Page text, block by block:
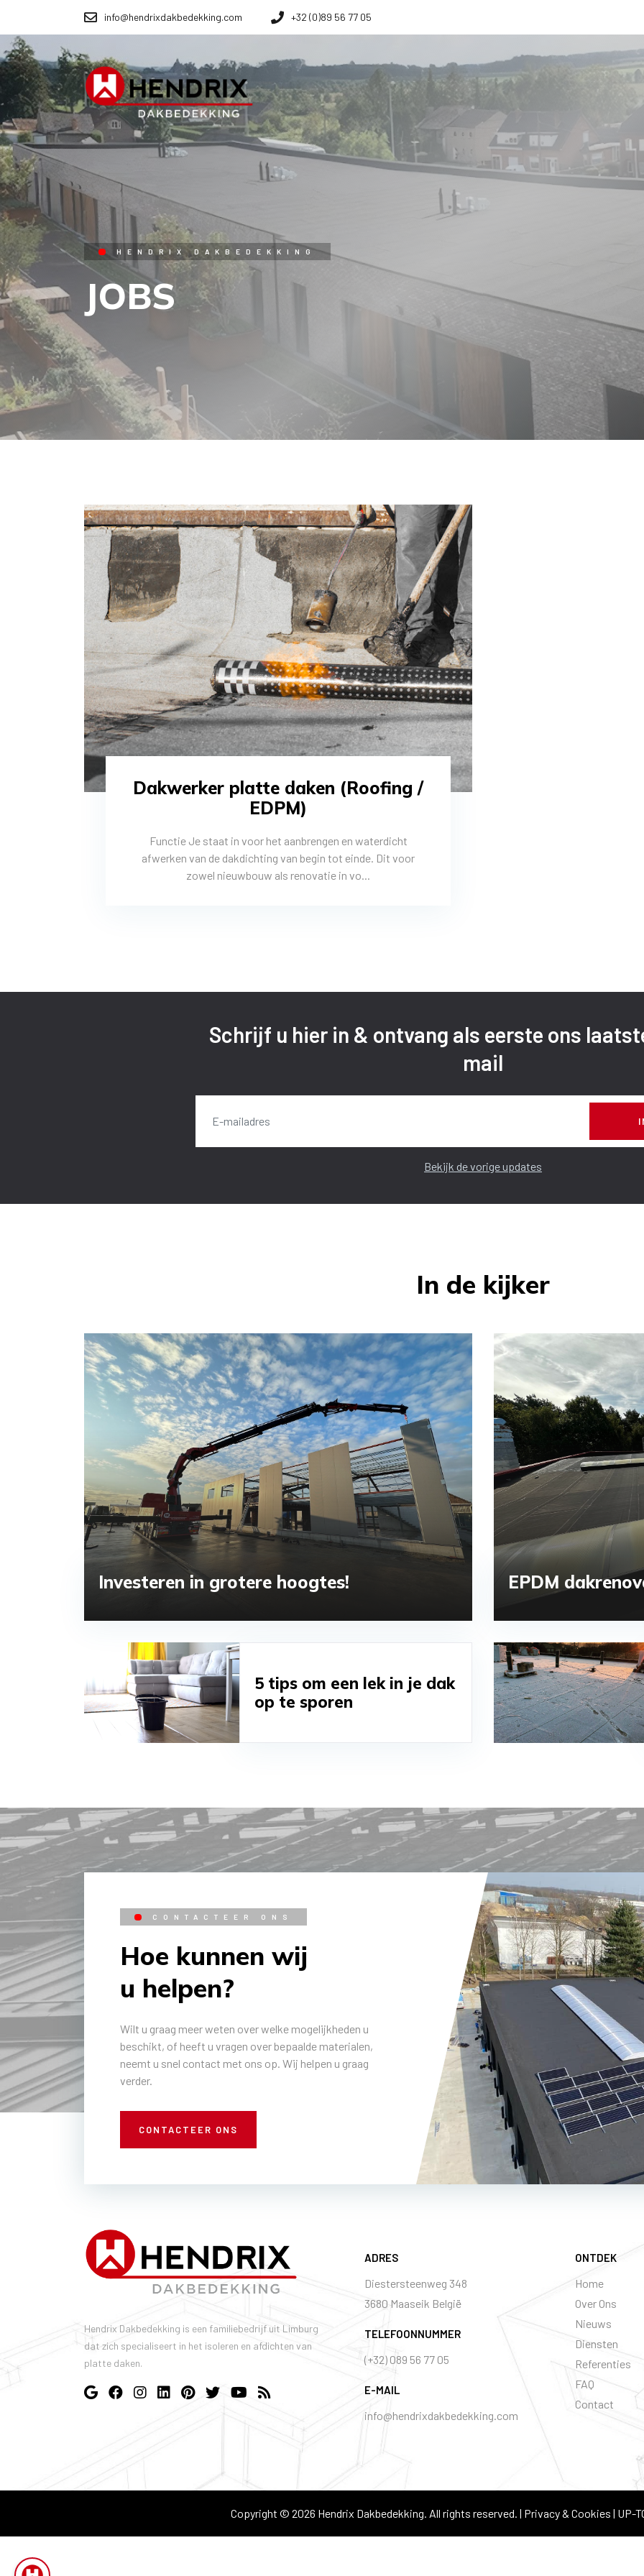
info@hendrixdakbedekking.com +32 (0)89 56 77 05
HENDRIX DAKBEDEKKING
JOBS
Dakwerker platte daken (Roofing /
EDPM)
Functie Je staat in voor het aanbrengen en waterdicht
afwerken van de dakdichting van begin tot einde. Dit voor
zowel nieuwbouw als renovatie in vo...
Schrijf u hier in & ontvang als eerste ons
mail
Bekijk de vorige updates
In de kijker
Investeren in grotere hoogtes! EPDM
5 tips om een lek in je dak
op te sporen
CONTACTEER ONS
Hoe kunnen wij
u helpen?
Wilt u graag meer weten over welke mogelijkheden u
beschikt, of heeft u vragen over bepaalde materialen,
neemt u snel contact met ons op. Wij helpen u graag
verder.
CONTACTEER ONS
Hendrix Dakbedekking is een familiebedrijf uit Limburg
dat zich specialiseert in het isoleren en afdichten van
platte daken.
ADRES
Diestersteenweg 348
​​​​​​3680 Maaseik België
TELEFOONNUMMER
(+32) 089 56 77 05
E-MAIL
info@hendrixdakbedekking.com
ONTDEK
Home
Over Ons
Nieuws
Diensten
Referenties
FAQ
Contact
Copyright © 2026 Hendrix Dakbedekking. All rights reserved. | Privacy & Cookies | UP-